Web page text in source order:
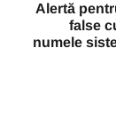
Alertă
false
numele